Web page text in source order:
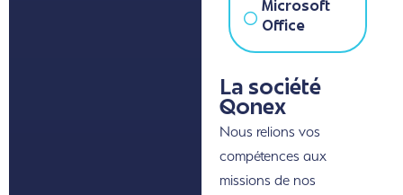
Microsoft
Office
La société
Qonex
Nous relions vos
compétences aux
missions de nos